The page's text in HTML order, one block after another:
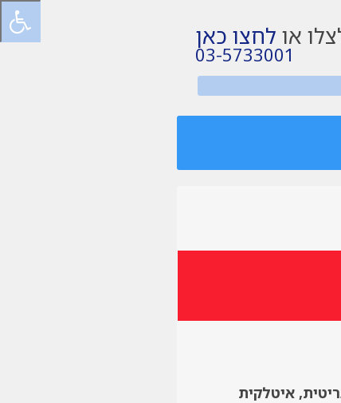
או לחצו כאן
03-5733001
איטלקית